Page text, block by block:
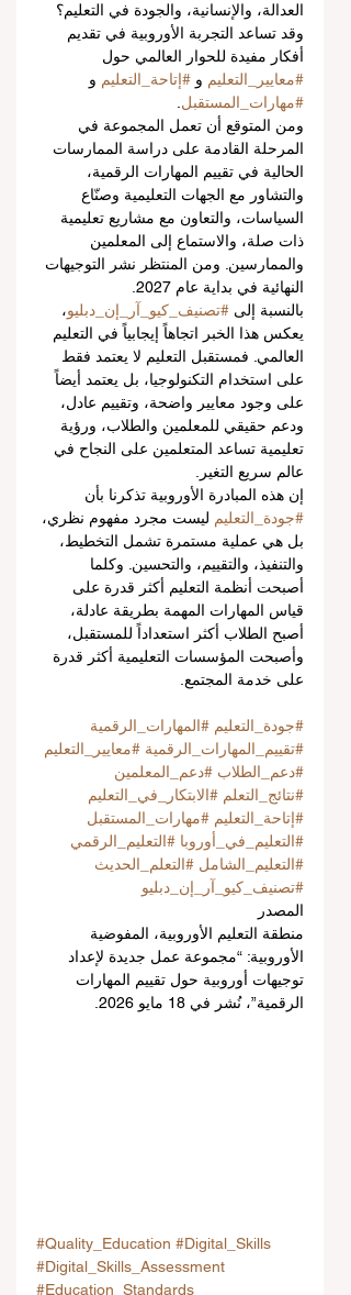
العدالة، والإنسانية، والجودة في التعليم؟
وقد تساعد التجربة الأوروبية في تقديم
أفكار مفيدة للحوار العالمي حول
#معايير_التعليم و #إتاحة_التعليم و
#مهارات_المستقبل
ومن المتوقع أن تعمل المجموعة في
المرحلة القادمة على دراسة الممارسات
الحالية في تقييم المهارات الرقمية،
والتشاور مع الجهات التعليمية وصنّاع
السياسات، والتعاون مع مشاريع تعليمية
ذات صلة، والاستماع إلى المعلمين
والممارسين. ومن المنتظر نشر التوجيهات
النهائية في بداية عام 2027.
بالنسبة إلى #تصنيف_كيو_آر_إن_دبليو،
يعكس هذا الخبر اتجاهاً إيجابياً في التعليم
العالمي. فمستقبل التعليم لا يعتمد فقط
على استخدام التكنولوجيا، بل يعتمد أيضاً
على وجود معايير واضحة، وتقييم عادل،
ودعم حقيقي للمعلمين والطلاب، ورؤية
تعليمية تساعد المتعلمين على النجاح في
عالم سريع التغير.
إن هذه المبادرة الأوروبية تذكرنا بأن
#جودة_التعليم ليست مجرد مفهوم نظري،
بل هي عملية مستمرة تشمل التخطيط،
والتنفيذ، والتقييم، والتحسين. وكلما
أصبحت أنظمة التعليم أكثر قدرة على
قياس المهارات المهمة بطريقة عادلة،
أصبح الطلاب أكثر استعداداً للمستقبل،
وأصبحت المؤسسات التعليمية أكثر قدرة
على خدمة المجتمع.
#جودة_التعليم #المهارات_الرقمية
#تقييم_المهارات_الرقمية #معايير_التعليم
#دعم_الطلاب #دعم_المعلمين
#نتائج_التعلم #الابتكار_في_التعليم
#إتاحة_التعليم #مهارات_المستقبل
#التعليم_في_أوروبا #التعليم_الرقمي
#التعليم_الشامل #التعلم_الحديث
#تصنيف_كيو_آر_إن_دبليو
المصدر
منطقة التعليم الأوروبية، المفوضية
الأوروبية: “مجموعة عمل جديدة لإعداد
توجيهات أوروبية حول تقييم المهارات
الرقمية”، نُشر في 18 مايو 2026.
#Quality_Education #Digital_Skills
#Digital_Skills_Assessment
#Education_Standards